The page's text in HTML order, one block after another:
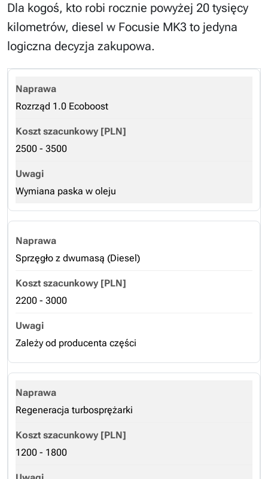
Dla kogoś, kto robi rocznie powyżej 20 tysięcy
kilometrów, diesel w Focusie MK3 to jedyna
logiczna decyzja zakupowa.
Rozrząd 1.0 Ecoboost
2500 - 3500
Wymiana paska w oleju
Sprzęgło z dwumasą (Diesel)
2200 - 3000
Zależy od producenta części
Regeneracja turbosprężarki
1200 - 1800